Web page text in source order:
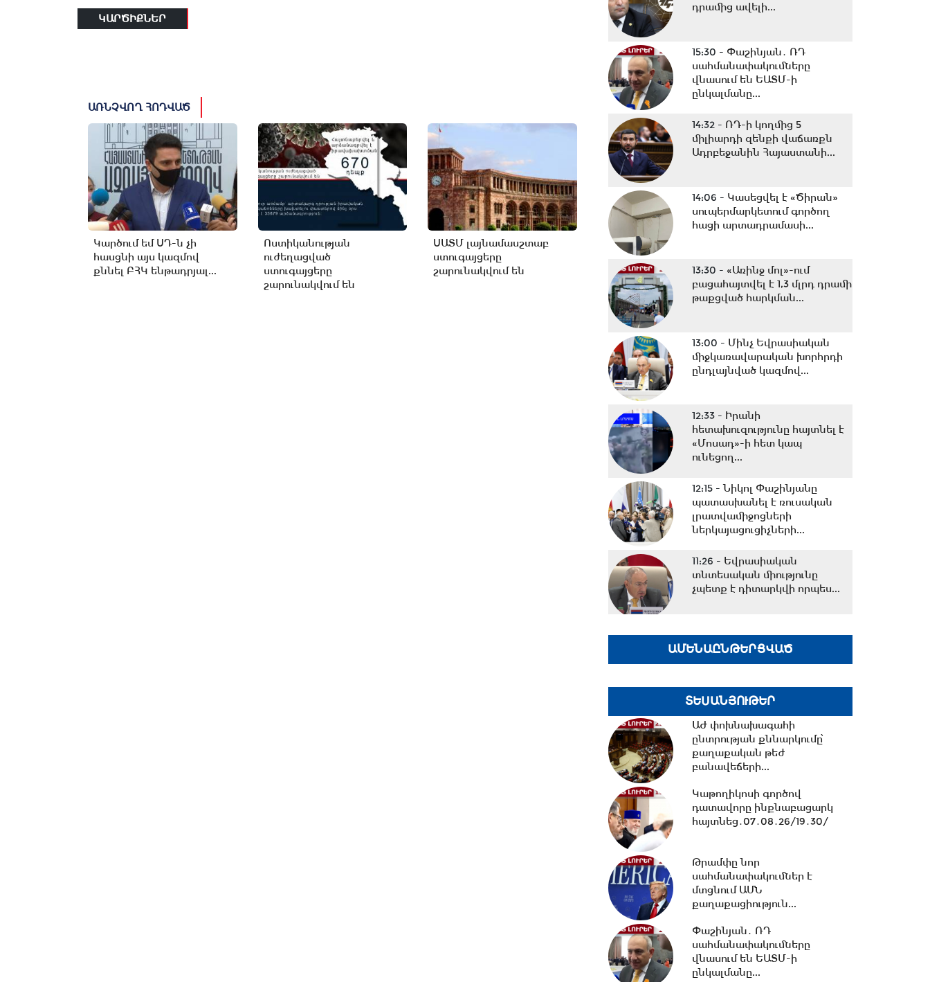
ԿԱՐԾԻՔՆԵՐ
ԱՌՆՉՎՈՂ ՀՈԴՎԱԾ
Կարծում եմ ՍԴ-ն չի
հասցնի այս կազմով
քննել ԲՀԿ ենթադրյալ...
Ոստիկանության
ուժեղացված
ստուգայցերը
շարունակվում են
ՍԱՏՄ լայնամասշտաբ
ստուգայցերը
շարունակվում են
դրամից ավելի...
15:30 - Փաշինյան․ ՌԴ
սահմանափակումները
վնասում են ԵԱՏՄ-ի
ընկալմանը...
14:32 - ՌԴ-ի կողմից 5
միլիարդի զենքի վաճառքն
Ադրբեջանին Հայաստանի...
14:06 - Կասեցվել է «Ծիրան»
սուպերմարկետում գործող
հացի արտադրամասի...
13:30 - «Առինջ մոլ»-ում
բացահայտվել է 1,3 մլրդ դրամի
թաքցված հարկման...
13:00 - Մինչ Եվրասիական
միջկառավարական խորհրդի
ընդլայնված կազմով...
12:33 - Իրանի
հետախուզությունը հայտնել է
«Մոսադ»-ի հետ կապ
ունեցող...
12:15 -Նիկոլ Փաշինյանը
պատասխանել է ռուսական
լրատվամիջոցների
ներկայացուցիչների...
11:26 - Եվրասիական
տնտեսական միությունը
չպետք է դիտարկվի որպես...
10:38 -Օրը սկսեցի
հեծանվային զբոսանքով՝ Իսիկ
Կուլ լճի ափերին․...
10:13 -ՀՀ ԱԺ իններորդ
գումարման առաջին
նստաշրջան 07.08.2026
#ուղիղ
միջկառավարական խորհրդի
նիստ. #ուղիղ
Արամ Վարդևանյանի
թեկնածությունը
փոխնախագահի...
21:33 - Բաքվի դատարանը
մերժել է Արցախի
ղեկավարների բողոքը․06․08․
26/21․30/
ԱՄԵՆԱԸՆԹԵՐՑՎԱԾ
ՏԵՍԱՆՅՈՒԹԵՐ
ԱԺ փոխնախագահի
ընտրության քննարկումը՝
քաղաքական թեժ
բանավեճերի...
Կաթողիկոսի գործով
դատավորը ինքնաբացարկ
հայտնեց․07․08․26/19․30/
Թրամփը նոր
սահմանափակումներ է
մտցնում ԱՄՆ
քաղաքացիություն...
Փաշինյան․ ՌԴ
սահմանափակումները
վնասում են ԵԱՏՄ-ի
ընկալմանը...